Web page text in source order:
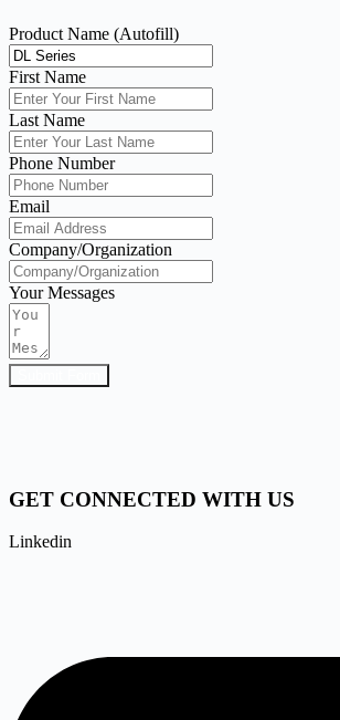
Product Name (Autofill)
First Name
Last Name
Phone Number
Email
Company/Organization
Your Messages
GET CONNECTED WITH US
Linkedin